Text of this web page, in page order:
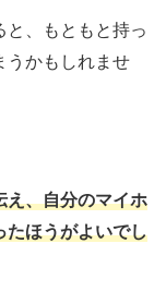
と、もともと持っ
うかもしれませ
え、自分のマイホ
たほうがよいでし